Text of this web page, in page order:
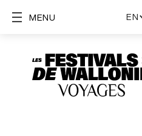
EN
MENU